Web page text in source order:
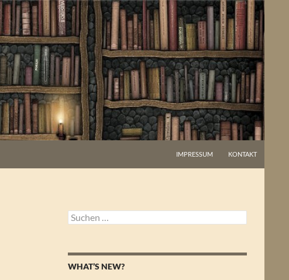
IMPRESSUM KONTAKT
Suchen
nach:
WHAT’S NEW?